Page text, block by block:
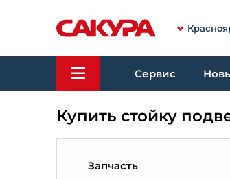
Сервис
Купить стойку
Запчасть